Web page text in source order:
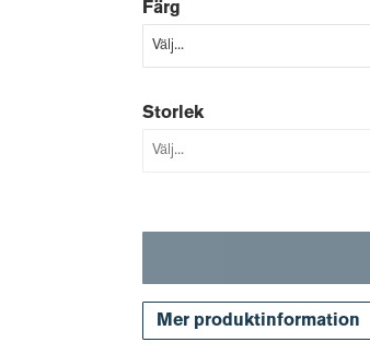
Färg
Storlek
Mer produktinformation